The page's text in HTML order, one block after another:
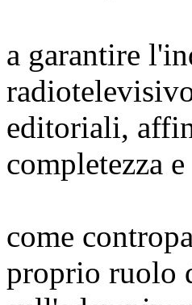
a garantire
editoriali,
completezza
come
proprio ruolo